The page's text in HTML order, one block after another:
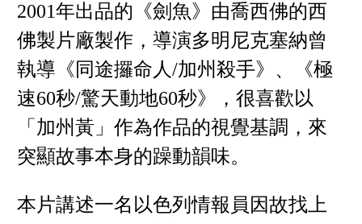
2001年出品的《劍魚》由喬西佛的西
佛製片廠製作，導演多明尼克塞納曾
執導《同途攞命人/加州殺手》、《極
速60秒/驚天動地60秒》，很喜歡以
「加州黃」作為作品的視覺基調，來
突顯故事本身的躁動韻味。
本片講述一名以色列情報員因故找上